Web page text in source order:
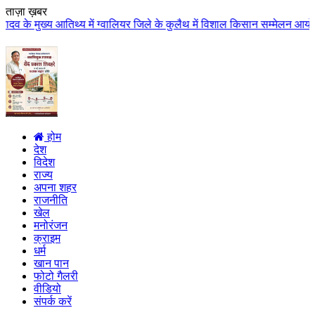
ताज़ा ख़बर
जिले के कुलैथ में विशाल किसान सम्मेलन आयोजित लगभग 87.21
होम
देश
विदेश
राज्य
अपना शहर
राजनीति
खेल
मनोरंजन
क्राइम
धर्म
खान पान
फोटो गैलरी
वीडियो
संपर्क करें